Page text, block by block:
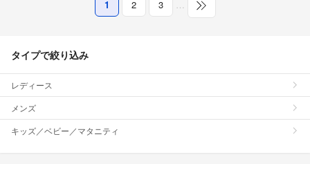
1 2 3 …
タイプで絞り込み
レディース
メンズ
キッズ／ベビー／マタニティ